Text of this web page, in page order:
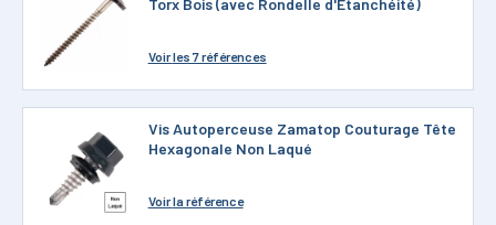
Torx Bois (avec Rondelle d'Étanchéité)
Voirles 7 références
Vis Autoperceuse Zamatop Couturage Tête
Hexagonale Non Laqué
Voirla référence